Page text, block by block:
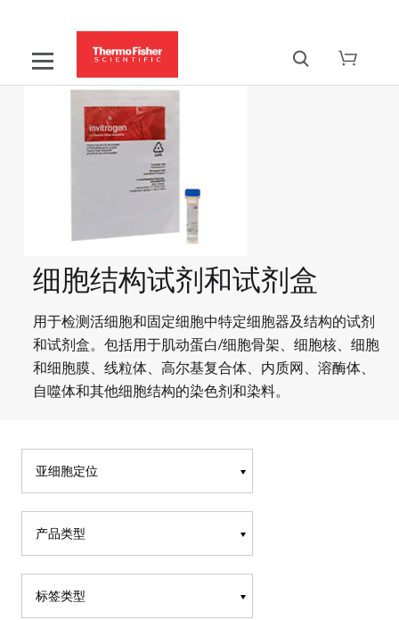
细胞结构试剂和试剂盒
用于检测活细胞和固定细胞中特定细胞器及结构的试剂
和试剂盒。包括用于肌动蛋白/细胞骨架、细胞核、细胞
和细胞膜、线粒体、高尔基复合体、内质网、溶酶体、
自噬体和其他细胞结构的染色剂和染料。
亚细胞定位
产品类型
标签类型